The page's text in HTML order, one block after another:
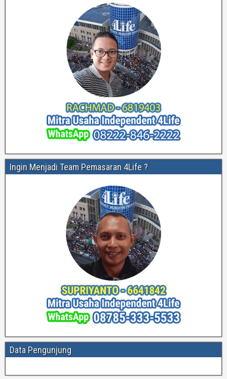
Ingin Menjadi Team Pemasaran 4Life ?
Data Pengunjung